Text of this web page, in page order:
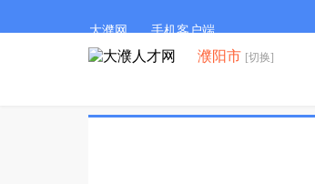
大濮网 手机客户端
濮阳市 [切换]